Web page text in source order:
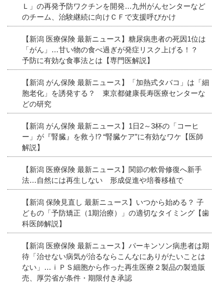
Ｌ」の再発予防ワクチンを開発…九州がんセンターなど
のチーム、治験継続に向けＣＦで支援呼びかけ
【新潟 医療保険 最新ニュース】糖尿病患者の死因1位は
「がん」…甘い物の食べ過ぎが発症リスク上げる！？
予防に有効な食事法とは【専門医解説】
【新潟 がん保険 最新ニュース】「加熱式タバコ」は「細
胞老化」を誘発する？ 東京都健康長寿医療センターな
どの研究
【新潟 がん保険 最新ニュース】1日2～3杯の「コーヒ
ー」が『腎臓』を救う!? “腎臓ケア”に有効なワケ【医師
解説】
【新潟 医療保険 最新ニュース】関節の軟骨修復へ新手
法…自然には再生しない 形成促進や培養移植で
【新潟 保険見直し 最新ニュース】いつから始める？ 子
どもの「予防矯正（1期治療）」の適切なタイミング【歯
科医師解説】
【新潟 医療保険 最新ニュース】パーキンソン病患者は期
待「治せない病気が治るならこんなにありがたいことは
ない」…ｉＰＳ細胞から作った再生医療２製品の製造販
売、厚労省が条件・期限付き承認